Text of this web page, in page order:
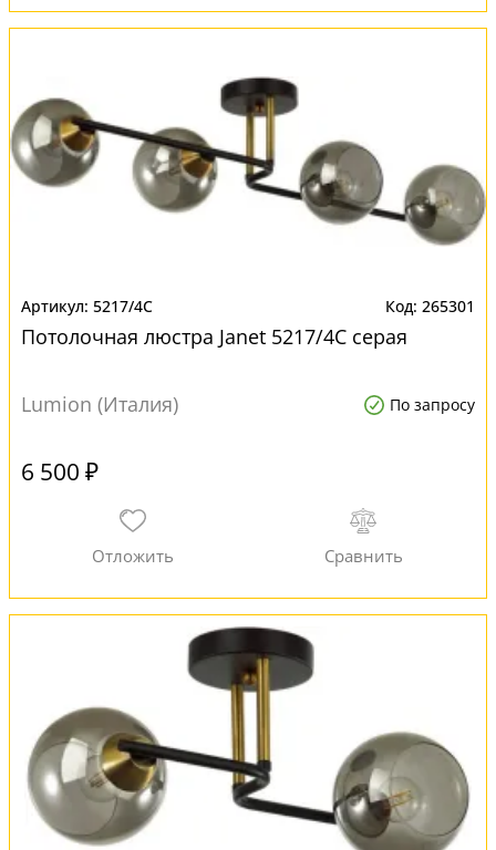
5217/4C 265301
Потолочная люстра Janet 5217/4C серая
Lumion (Италия) По запросу
6 500 ₽